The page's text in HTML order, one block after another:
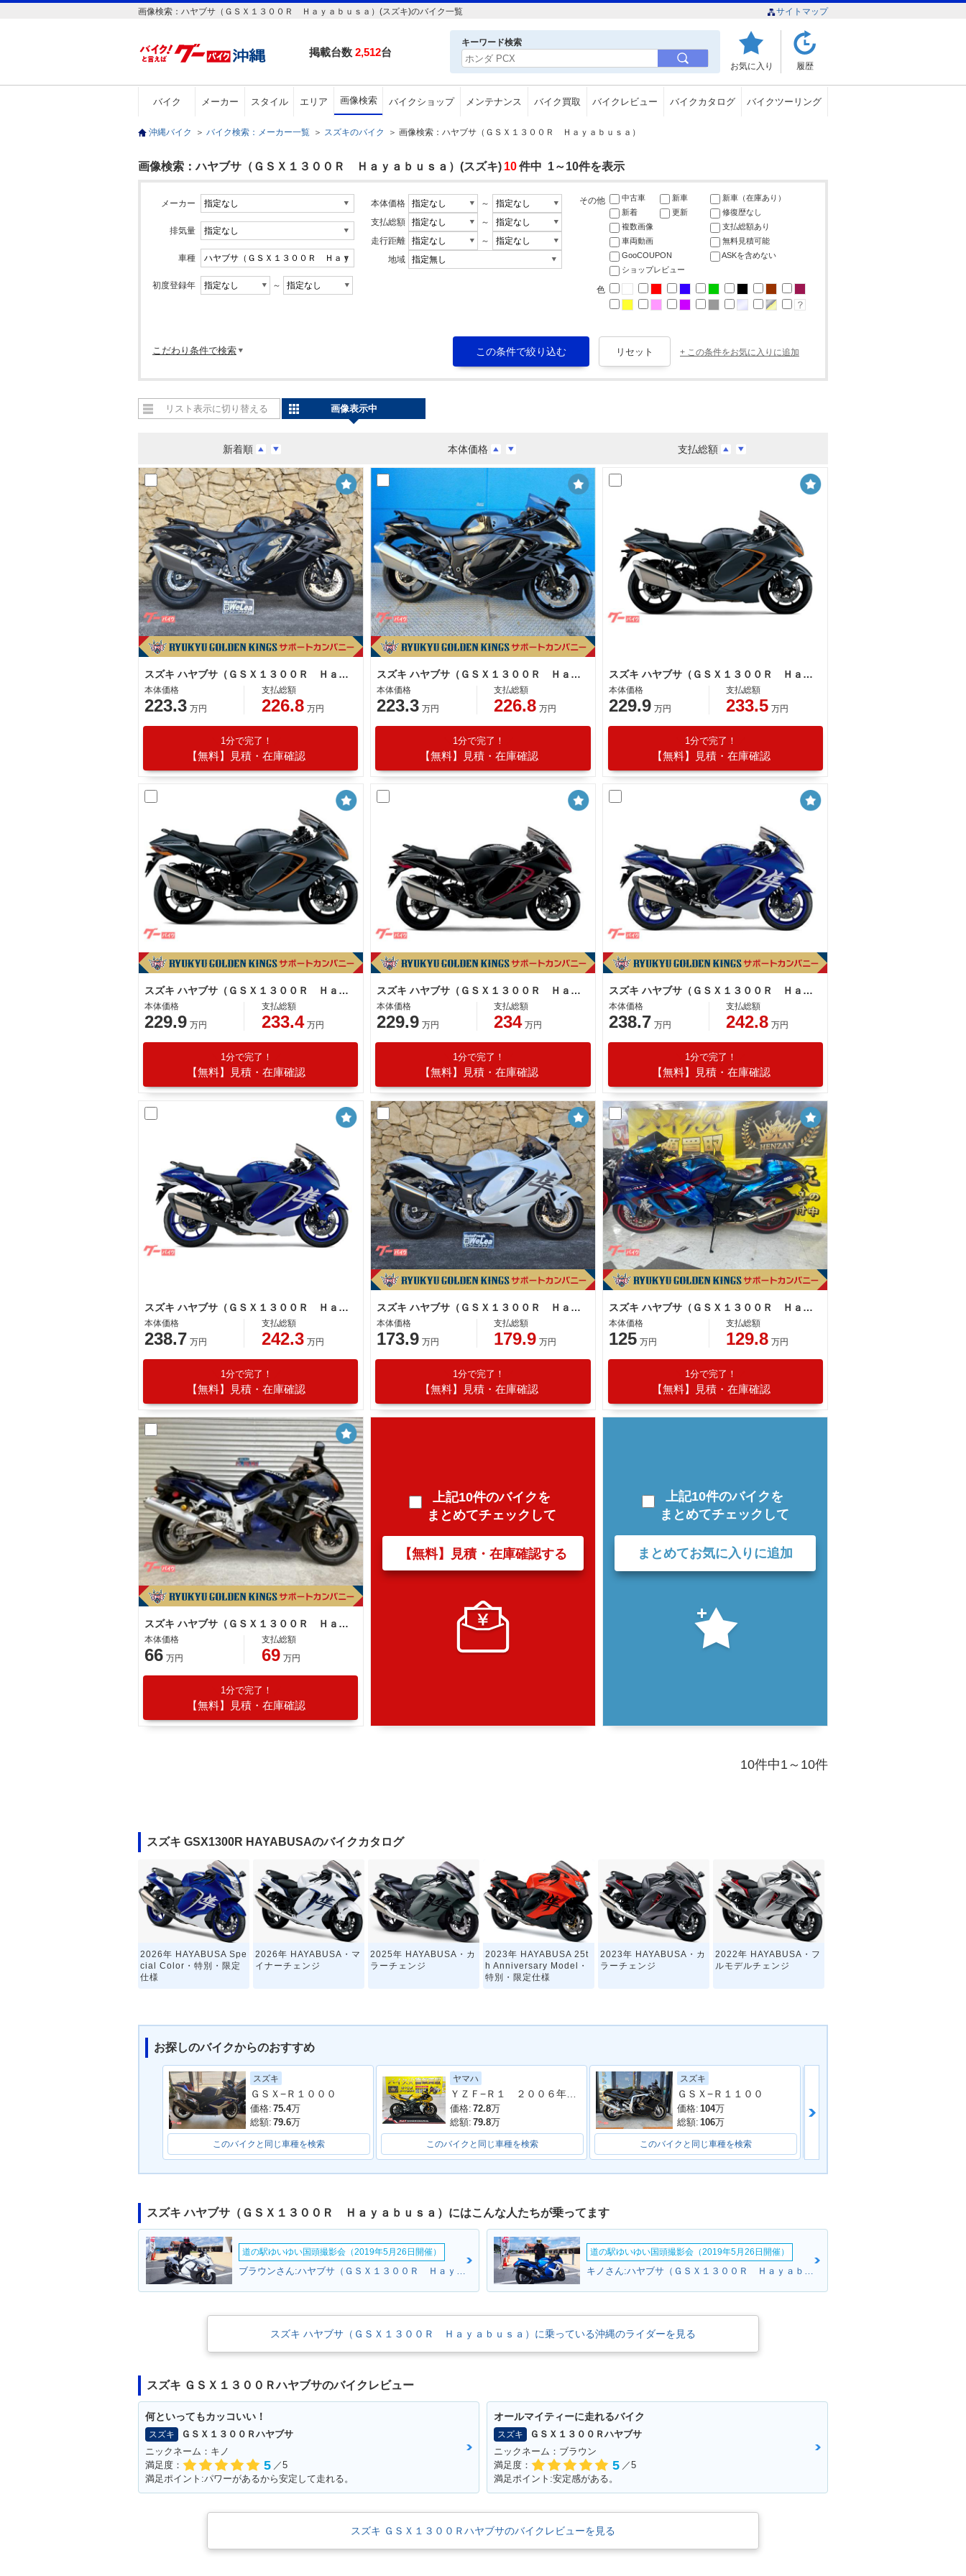
画像検索：ハヤブサ（ＧＳＸ１３００Ｒ Ｈａｙａｂｕｓａ）(スズキ)のバイク一覧 サイトマップ
掲載台数 2,512台
キーワード検索
お気に入り 履歴
バイク メーカー スタイル エリア 画像検索 バイクショップ メンテナンス バイク買取 バイクレビュー バイクカタログ バイクツーリング
沖縄バイク ＞ バイク検索：メーカー一覧 ＞ スズキのバイク ＞ 画像検索：ハヤブサ（ＧＳＸ１３００Ｒ Ｈａｙａｂｕｓａ）
画像検索：ハヤブサ（ＧＳＸ１３００Ｒ Ｈａｙａｂｕｓａ）(スズキ) 10件中 1～10件を表示
メーカー
排気量
車種
初度登録年 ～
本体価格
～
支払総額
～
走行距離
～
地域
その他 中古車 新車
新車（在庫あり）
新着
更新
修復歴なし
複数画像
支払総額あり
車両動画
無料見積可能
GooCOUPON
ASKを含めない
ショップレビュー
色
こだわり条件で検索 + この条件をお気に入りに追加
新着順 本体価格 支払総額
リスト表示に切り替える 画像表示中
スズキ ハヤブサ（ＧＳＸ１３００Ｒ Ｈａｙａｂｕｓａ）
本体価格
223.3 万円
支払総額
226.8 万円
1分で完了！
【無料】見積・在庫確認
スズキ ハヤブサ（ＧＳＸ１３００Ｒ Ｈａｙａｂｕｓａ）
本体価格
223.3 万円
支払総額
226.8 万円
1分で完了！
【無料】見積・在庫確認
スズキ ハヤブサ（ＧＳＸ１３００Ｒ Ｈａｙａｂｕｓａ）２０２６ＮＥＷカラー ＥＴＣ２．０標準装備
本体価格
229.9 万円
支払総額
233.5 万円
1分で完了！
【無料】見積・在庫確認
スズキ ハヤブサ（ＧＳＸ１３００Ｒ Ｈａｙａｂｕｓａ）
本体価格
229.9 万円
支払総額
233.4 万円
1分で完了！
【無料】見積・在庫確認
スズキ ハヤブサ（ＧＳＸ１３００Ｒ Ｈａｙａｂｕｓａ）
本体価格
229.9 万円
支払総額
234 万円
1分で完了！
【無料】見積・在庫確認
スズキ ハヤブサ（ＧＳＸ１３００Ｒ Ｈａｙａｂｕｓａ）
本体価格
238.7 万円
支払総額
242.8 万円
1分で完了！
【無料】見積・在庫確認
スズキ ハヤブサ（ＧＳＸ１３００Ｒ Ｈａｙａｂｕｓａ）スペシャルエディション ＥＴＣ２．０標準装備
本体価格
238.7 万円
支払総額
242.3 万円
1分で完了！
【無料】見積・在庫確認
スズキ ハヤブサ（ＧＳＸ１３００Ｒ Ｈａｙａｂｕｓａ）
本体価格
173.9 万円
支払総額
179.9 万円
1分で完了！
【無料】見積・在庫確認
スズキ ハヤブサ（ＧＳＸ１３００Ｒ Ｈａｙａｂｕｓａ）
本体価格
125 万円
支払総額
129.8 万円
1分で完了！
【無料】見積・在庫確認
スズキ ハヤブサ（ＧＳＸ１３００Ｒ Ｈａｙａｂｕｓａ）
本体価格
66 万円
支払総額
69 万円
1分で完了！
【無料】見積・在庫確認
上記10件のバイクを
まとめてチェックして
【無料】見積・在庫確認する
上記10件のバイクを
まとめてチェックして
まとめてお気に入りに追加
10件中1～10件
スズキ GSX1300R HAYABUSAのバイクカタログ
2026年 HAYABUSA Spe
cial Color・特別・限定
仕様
2026年 HAYABUSA・マ
イナーチェンジ
2025年 HAYABUSA・カ
ラーチェンジ
2023年 HAYABUSA 25t
h Anniversary Model・
特別・限定仕様
2023年 HAYABUSA・カ
ラーチェンジ
2022年 HAYABUSA・フ
ルモデルチェンジ
2022年 HAYABUSA 2019年 HAYABUSA 2018年 HAYABUSA
2017年 隼（HAYABUS
A）
2017年 HAYABUSA
2016年 隼（HAYABUS
A）・カラーチェンジ
2016年 HAYABUSA
A）・新登場
2013年 HAYABUSA
2012年 HAYABUSA 130
2011年 HAYABUSA 130
2010年 HAYABUSA 130
2009年 HAYABUSA 130
2008年 HAYABUSA 130
2007年 HAYABUSA 130
0
2006年 HAYABUSA 130
0・カラーチェンジ
0
2004年 GSX1300R HA
YABUSA・カラーチェン
2003年 GSX1300R HA
YABUSA
YABUSA
お探しのバイクからのおすすめ
スズキ
ＧＳＸ−Ｒ１０００
価格: 75.4万
総額: 79.6万
このバイクと同じ車種を検索
ヤマハ
ＹＺＦ−Ｒ１ ２００６年モデル 逆車 ストライカーサイレンサー フェンダーレス エンジンスライダー シングルシート
価格: 72.8万
総額: 79.8万
このバイクと同じ車種を検索
スズキ
ＧＳＸ−Ｒ１１００
価格: 104万
総額: 106万
このバイクと同じ車種を検索
スズキ ハヤブサ（ＧＳＸ１３００Ｒ Ｈａｙａｂｕｓａ）にはこんな人たちが乗ってます
道の駅ゆいゆい国頭撮影会（2019年5月26日開催） 道の駅ゆいゆい国頭撮影会（2019年5月26日開催）
スズキ ハヤブサ（ＧＳＸ１３００Ｒ Ｈａｙａｂｕｓａ）に乗っている沖縄のライダーを見る
スズキ ＧＳＸ１３００Ｒハヤブサのバイクレビュー
何といってもカッコいい！
スズキ
ＧＳＸ１３００Ｒハヤブサ
ニックネーム：キノ
満足度：
5 ／5
満足ポイント:パワーがあるから安定して走れる。
オールマイティーに走れるバイク
スズキ
ＧＳＸ１３００Ｒハヤブサ
ニックネーム：ブラウン
満足度：
5 ／5
満足ポイント:安定感がある。
スズキ ＧＳＸ１３００Ｒハヤブサのバイクレビューを見る